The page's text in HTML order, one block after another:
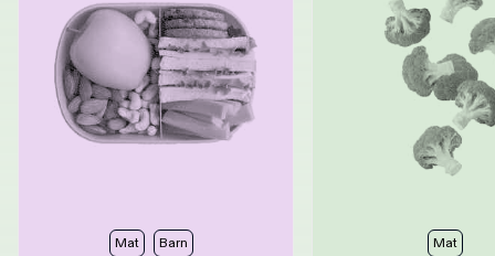
Mat Barn Mat